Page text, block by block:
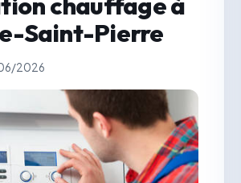
Saint-Pierre
2026